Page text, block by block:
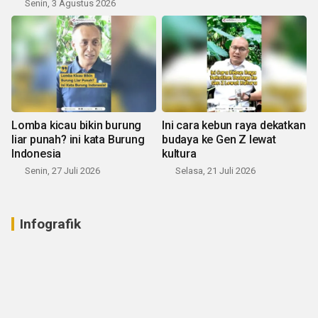
Senin, 3 Agustus 2026
Lomba kicau bikin burung
liar punah? ini kata Burung
Indonesia
Senin, 27 Juli 2026
Ini cara kebun raya dekatkan
budaya ke Gen Z lewat
kultura
Selasa, 21 Juli 2026
Infografik